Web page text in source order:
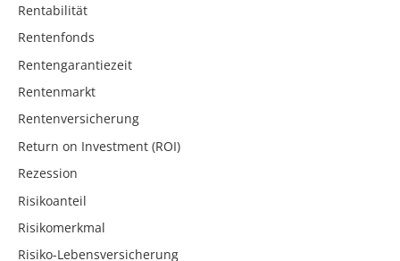
Rentabilität
Rentenfonds
Rentengarantiezeit
Rentenmarkt
Rentenversicherung
Return on Investment (ROI)
Rezession
Risikoanteil
Risikomerkmal
Risiko-Lebensversicherung